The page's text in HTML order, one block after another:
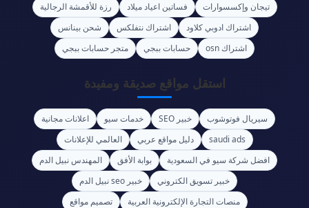
تيجان وإكسسوارات
فساتين اعياد ميلاد
رزة للأقمشة الرجالية
اشتراك ادوبي كلاود
اشتراك نتفلكس
شحن بينانس
اشتراك osn
حسابات ببجي متجر حسابات ببجي
استقل مواقع صديقة ومفيدة
سيريال فوتوشوب خبير SEO خدمات سيو
اعلانات مجانية
saudi ads
دليل مواقع عربي
العالمي للإعلانات
افضل شركة سيو في السعودية
بوابة الأفق
المهندس نبيل الدم
خبير تسويق الكتروني
خبير seo نبيل الدم
منصات التجارة الإلكترونية العربية
تصميم مواقع